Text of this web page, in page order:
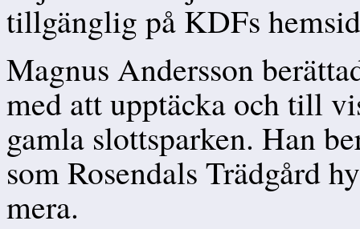
tillgänglig på KDFs
Magnus Andersson
med att upptäcka och till
gamla slottsparken. Han
som Rosendals Trädgård
mera.